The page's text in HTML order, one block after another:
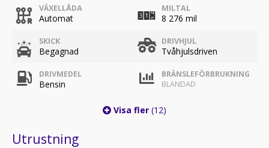
VÄXELLÅDA
Automat
MILTAL
8 276 mil
SKICK
Begagnad
DRIVHJUL
Tvåhjulsdriven
DRIVMEDEL
Bensin
BRÄNSLEFÖRBRUKNING
BLANDAD
Visa fler (12)
Utrustning